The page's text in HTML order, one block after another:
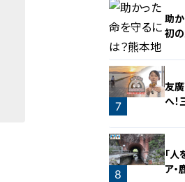
4
5
6
助か
初
7
友
へ
8
「
ア